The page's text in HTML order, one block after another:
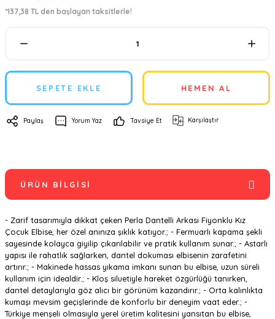
*137,38 TL den başlayan taksitlerle!
SEPETE EKLE HEMEN AL
Paylaş Yorum Yaz Tavsiye Et Karşılaştır
ÜRÜN BILGISI
- Zarif tasarımıyla dikkat çeken Perla Dantelli Arkası Fiyonklu Kız
Çocuk Elbise, her özel anınıza şıklık katıyor.; - Fermuarlı kapama şekli
sayesinde kolayca giyilip çıkarılabilir ve pratik kullanım sunar.; - Astarlı
yapısı ile rahatlık sağlarken, dantel dokuması elbisenin zarafetini
artırır.; - Makinede hassas yıkama imkanı sunan bu elbise, uzun süreli
kullanım için idealdir.; - Kloş siluetiyle hareket özgürlüğü tanırken,
dantel detaylarıyla göz alıcı bir görünüm kazandırır.; - Orta kalınlıkta
kumaşı mevsim geçişlerinde de konforlu bir deneyim vaat eder.; -
Türkiye menşeli olmasıyla yerel üretim kalitesini yansıtan bu elbise,